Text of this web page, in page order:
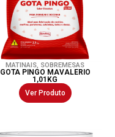
MATINAIS, SOBREMESAS
GOTA PINGO MAVALERIO
1,01KG
Ver Produto